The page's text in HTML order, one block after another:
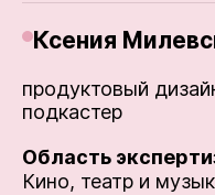
Ксения
продуктовый
подкастер
Область
Кино, театр и